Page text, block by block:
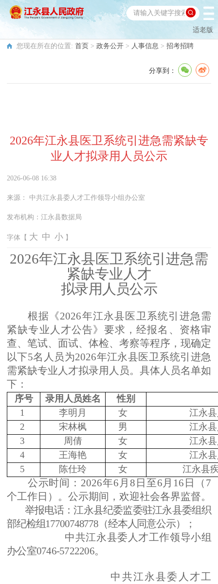
适老版
您现在所在的位置: 首页 > 政务公开 > 人事信息 > 招考招聘
分享到：
2026年江永县医卫系统引进急需紧缺专
业人才拟录用人员公示
2026-06-08 16:38
来源： 中共江永县委人才工作领导小组办公室
发布机构： 江永县数据局
字体【 大 中 小 】
2026年江永县医卫系统引进急需
紧缺专业人才
拟录用人员公示
根据《2026年江永县医卫系统引进急需
紧缺专业人才公告》要求，经报名、资格审
查、笔试、面试、体检、考察等程序，现确定
以下5名人员为2026年江永县医卫系统引进急
需紧缺专业人才拟录用人员。具体人员名单如
下：
序号 录用人员姓名
性别
1
李明月 女
江永
2
宋林枫 男
江永
3
周倩 女
江永
4
王海艳 女
江永
5
陈仕玲 女 江永县
公示时间： 2026年6 月 8 日至6月 16 日 （ 7
个工作日） 。 公示期间， 欢迎社会各界监督。
举报电话：江永县纪委监委驻江永县委组织
部纪检组17700748778（经本人同意公示）；
中共江永县委人才工作领导小组
办公室0746-5722206。
中共江永县委人才工